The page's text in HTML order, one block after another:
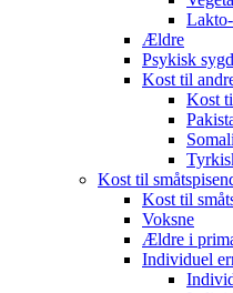
Ældre
Psykisk
Kost til
Kost
Kost til
Kost til
Voksne
Ældre i
Individuel